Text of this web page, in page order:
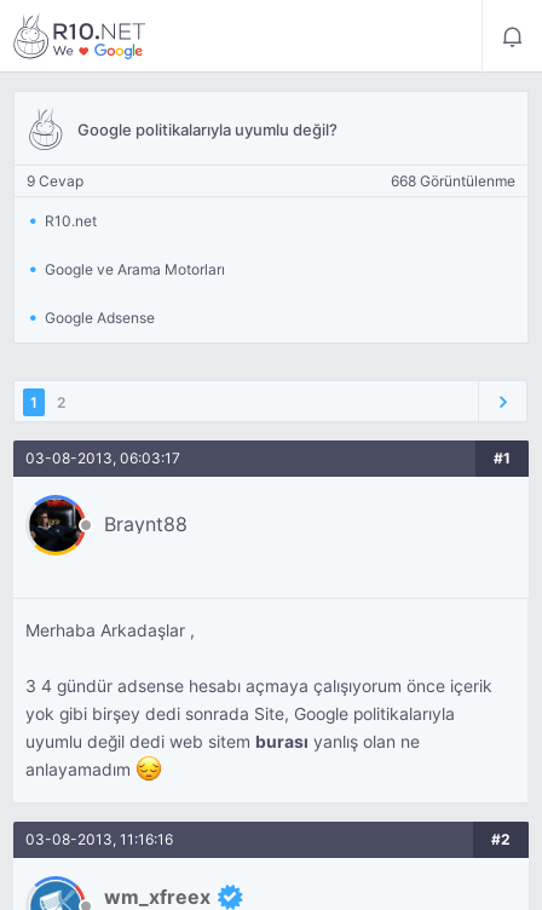
Google politikalarıyla uyumlu değil?
9 Cevap 668 Görüntülenme
R10.net
Google ve Arama Motorları
Google Adsense
1 2
03-08-2013, 06:03:17 #1
Braynt88
Merhaba Arkadaşlar ,
3 4 gündür adsense hesabı açmaya çalışıyorum önce içerik
yok gibi birşey dedi sonrada Site, Google politikalarıyla
uyumlu değil dedi web sitem burası yanlış olan ne
anlayamadım
03-08-2013, 11:16:16 #2
wm_xfreex